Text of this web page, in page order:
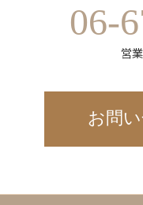
06-
営
お問